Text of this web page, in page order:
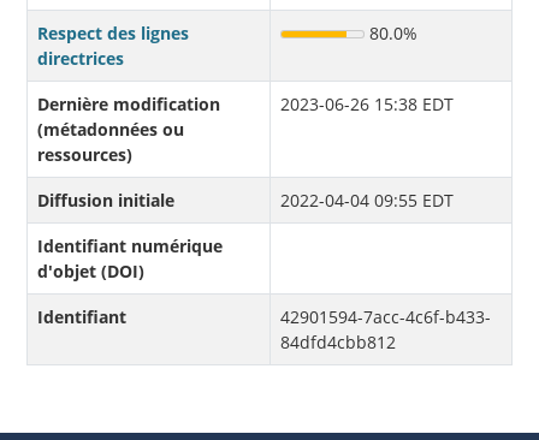
Respect des lignes
directrices
80.0%
Dernière modification
(métadonnées ou
ressources)
2023-06-26 15:38 EDT
Diffusion initiale
2022-04-04 09:55 EDT
Identifiant numérique
d'objet (DOI)
Identifiant
42901594-7acc-4c6f-b433-
84dfd4cbb812